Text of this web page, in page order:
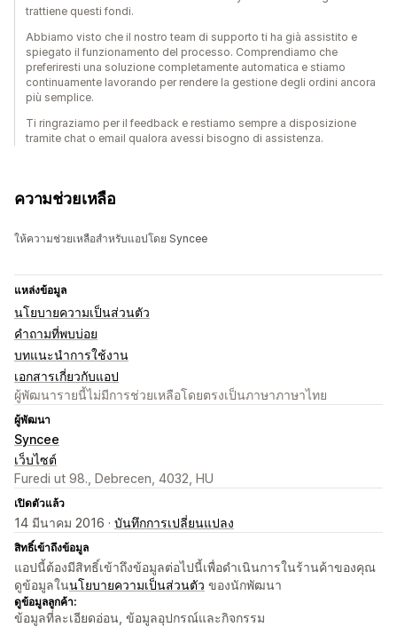
trattiene questi fondi.
Abbiamo visto che il nostro team di supporto ti ha già assistito e
spiegato il funzionamento del processo. Comprendiamo che
preferiresti una soluzione completamente automatica e stiamo
continuamente lavorando per rendere la gestione degli ordini ancora
più semplice.
Ti ringraziamo per il feedback e restiamo sempre a disposizione
tramite chat o email qualora avessi bisogno di assistenza.
ความช่วยเหลือ
ให้ความช่วยเหลือสำหรับแอปโดย Syncee
แหล่งข้อมูล
นโยบายความเป็นส่วนตัว
คำถามที่พบบ่อย
บทแนะนำการใช้งาน
เอกสารเกี่ยวกับแอป
ผู้พัฒนารายนี้ไม่มีการช่วยเหลือโดยตรงเป็นภาษาภาษาไทย
ผู้พัฒนา
Syncee
เว็บไซต์
Furedi ut 98., Debrecen, 4032, HU
เปิดตัวแล้ว
14 มีนาคม 2016 · บันทึกการเปลี่ยนแปลง
สิทธิ์เข้าถึงข้อมูล
แอปนี้ต้องมีสิทธิ์เข้าถึงข้อมูลต่อไปนี้เพื่อดำเนินการในร้านค้าของคุณ
ดูข้อมูลในนโยบายความเป็นส่วนตัว ของนักพัฒนา
ดูข้อมูลลูกค้า:
ข้อมูลที่ละเอียดอ่อน, ข้อมูลอุปกรณ์และกิจกรรม